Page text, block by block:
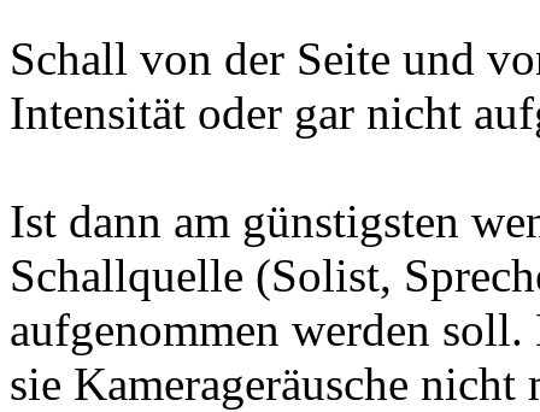
Schall von der Seite und
Intensität oder gar nicht
Ist dann am günstigsten
Schallquelle (Solist,
aufgenommen werden
sie Kamerageräusche nicht